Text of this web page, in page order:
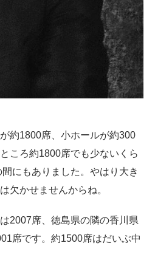
約1800席、小ホールが約300
ころ約1800席でも少ないくら
にもありました。やはり大き
欠かせませんからね。
2007席、徳島県の隣の香川県
席です。約1500席はだいぶ中